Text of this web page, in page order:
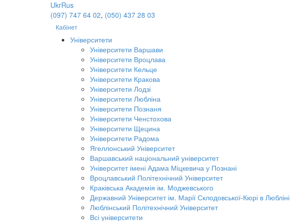
UkrRus
(097) 747 64 02, (050) 437 28 03
Кабінет
Університети
Університети Варшави
Університети Вроцлава
Університети Кельце
Університети Кракова
Університети Лодзі
Університети Любліна
Університети Познаня
Університети Ченстохова
Університети Щецина
Університети Радома
Ягеллонський Університет
Варшавський національний університет
Університет імені Адама Міцкевича у Познані
Вроцлавський Політехнічний Університет
Краківська Академія ім. Моджевського
Державний Університет ім. Марії Склодовської-Кюрі в Любліні
Люблінський Політехнічний Університет
Всі університети